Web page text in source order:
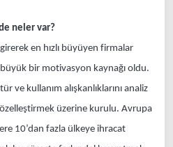
neler var?
en hızlı büyüyen firmalar
bir motivasyon kaynağı oldu.
ve kullanım alışkanlıklarını analiz
üzerine kurulu. Avrupa
10’dan fazla ülkeye ihracat